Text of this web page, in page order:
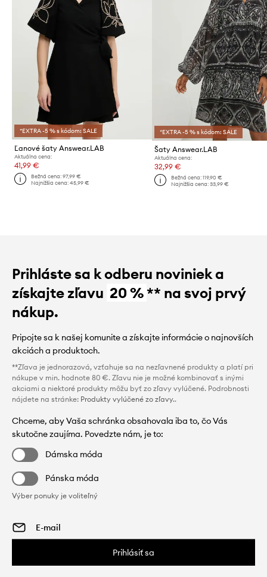
*EXTRA -5 % s kódom: SALE
Ľanové šaty Answear.LAB
Aktuálna cena:
41,99 €
Bežná cena:97,99 €
Najnižšia cena:45,99 €
*EXTRA -5 % s kódom: SALE
Šaty Answear.LAB
Aktuálna cena:
32,99 €
Bežná cena: 119,90 €
Najnižšia cena: 33,99 €
Prihláste sa k odberu noviniek a
získajte zľavu 20 %** na svoj prvý
nákup.
Pripojte sa k našej komunite a získajte informácie o najnovších
akciách a produktoch.
**Zľava je jednorazová, vzťahuje sa na nezľavnené produkty a platí pri
nákupe v min. hodnote 80 €. Zľavu nie je možné kombinovať s inými
akciami a niektoré produkty môžu byť zo zľavy vylúčené. Podrobnosti
nájdete na stránke: Produkty vylúčené zo zľavy..
Chceme, aby Vaša schránka obsahovala iba to, čo Vás
skutočne zaujíma. Povedzte nám, je to:
Dámska móda
Pánska móda
Výber ponuky je voliteľný
Prihlásiť sa